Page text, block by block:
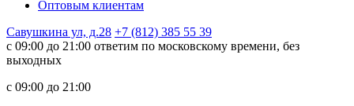
Оптовым клиентам
Савушкина ул, д.28 +7 (812) 385 55 39
c 09:00 до 21:00 ответим по московскому времени, без
выходных
c 09:00 до 21:00